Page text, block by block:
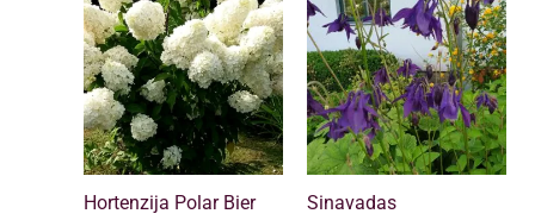
Hortenzija Polar Bier
Sinavadas